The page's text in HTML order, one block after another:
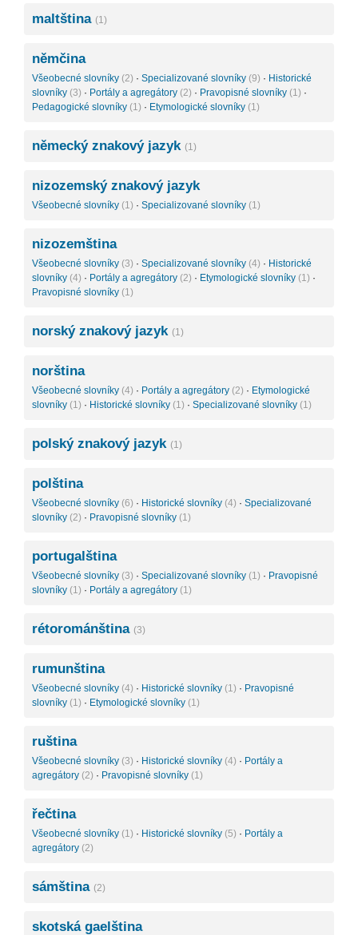
maltština (1)
němčina
Všeobecné slovníky (2) · Specializované slovníky (9) · Historické
slovníky (3) · Portály a agregátory (2) · Pravopisné slovníky (1) ·
Pedagogické slovníky (1) · Etymologické slovníky (1)
německý znakový jazyk (1)
nizozemský znakový jazyk
Všeobecné slovníky (1) · Specializované slovníky (1)
nizozemština
Všeobecné slovníky (3) · Specializované slovníky (4) · Historické
slovníky (4) · Portály a agregátory (2) · Etymologické slovníky (1) ·
Pravopisné slovníky (1)
norský znakový jazyk (1)
norština
Všeobecné slovníky (4) · Portály a agregátory (2) · Etymologické
slovníky (1) · Historické slovníky (1) · Specializované slovníky (1)
polský znakový jazyk (1)
polština
Všeobecné slovníky (6) · Historické slovníky (4) · Specializované
slovníky (2) · Pravopisné slovníky (1)
portugalština
Všeobecné slovníky (3) · Specializované slovníky (1) · Pravopisné
slovníky (1) · Portály a agregátory (1)
rétorománština (3)
rumunština
Všeobecné slovníky (4) · Historické slovníky (1) · Pravopisné
slovníky (1) · Etymologické slovníky (1)
ruština
Všeobecné slovníky (3) · Historické slovníky (4) · Portály a
agregátory (2) · Pravopisné slovníky (1)
řečtina
Všeobecné slovníky (1) · Historické slovníky (5) · Portály a
agregátory (2)
sámština (2)
skotská gaelština